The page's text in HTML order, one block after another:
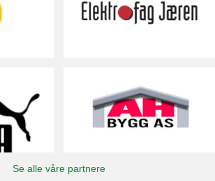
Se alle våre partnere